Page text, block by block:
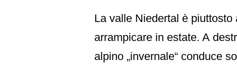
La valle Niedertal è
arrampicare in estate. A
alpino „invernale“ conduce